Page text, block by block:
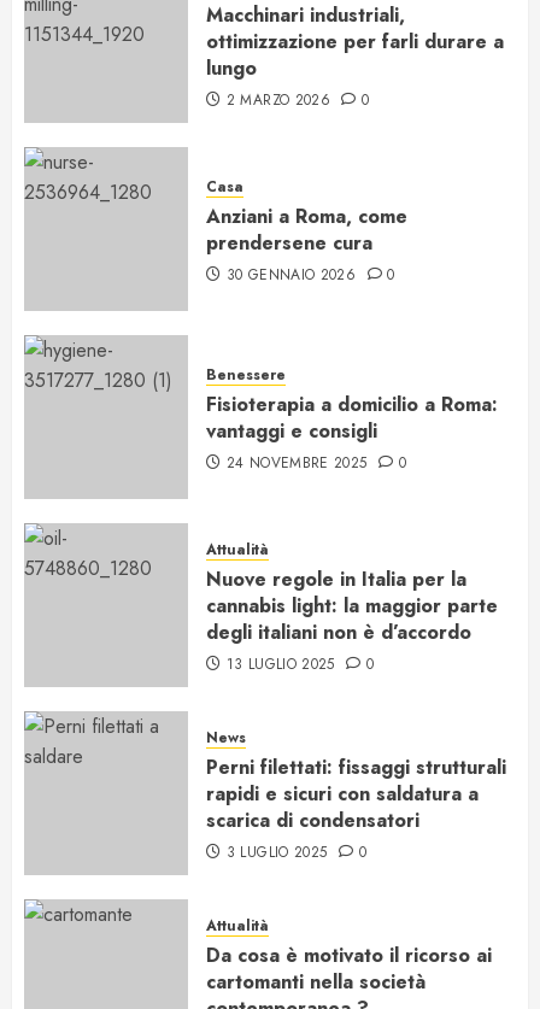
Macchinari industriali,
ottimizzazione per farli durare a
lungo
2 MARZO 2026 0
Casa
Anziani a Roma, come
prendersene cura
30 GENNAIO 2026 0
Benessere
Fisioterapia a domicilio a Roma:
vantaggi e consigli
24 NOVEMBRE 2025 0
Attualità
Nuove regole in Italia per la
cannabis light: la maggior parte
degli italiani non è d’accordo
13 LUGLIO 2025 0
News
Perni filettati: fissaggi strutturali
rapidi e sicuri con saldatura a
scarica di condensatori
3 LUGLIO 2025 0
Attualità
Da cosa è motivato il ricorso ai
cartomanti nella società